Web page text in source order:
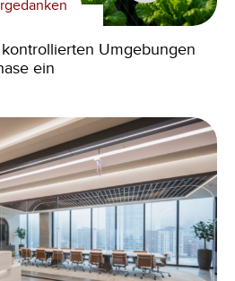
Umgebungen
ein